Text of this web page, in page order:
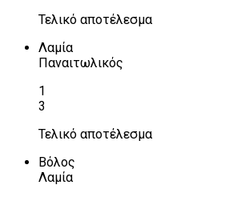
Τελικό αποτέλεσμα
Λαμία
Παναιτωλικός
1
3
Τελικό αποτέλεσμα
Βόλος
Λαμία